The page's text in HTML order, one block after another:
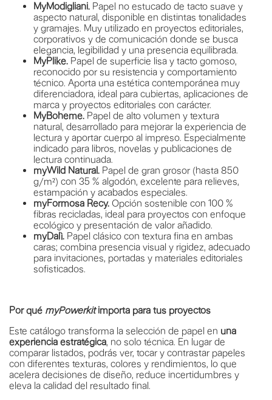
MyModigliani. Papel no estucado de tacto suave y
aspecto natural, disponible en distintas tonalidades
y gramajes. Muy utilizado en proyectos editoriales,
corporativos y de comunicación donde se busca
elegancia, legibilidad y una presencia equilibrada.
MyPlike. Papel de superficie lisa y tacto gomoso,
reconocido por su resistencia y comportamiento
técnico. Aporta una estética contemporánea muy
diferenciadora, ideal para cubiertas, aplicaciones de
marca y proyectos editoriales con carácter.
MyBoheme. Papel de alto volumen y textura
natural, desarrollado para mejorar la experiencia de
lectura y aportar cuerpo al impreso. Especialmente
indicado para libros, novelas y publicaciones de
lectura continuada.
myWild Natural. Papel de gran grosor (hasta 850
g/m²) con 35 % algodón, excelente para relieves,
estampación y acabados especiales.
myFormosa Recy. Opción sostenible con 100 %
fibras recicladas, ideal para proyectos con enfoque
ecológico y presentación de valor añadido.
myDalì. Papel clásico con textura fina en ambas
caras; combina presencia visual y rigidez, adecuado
para invitaciones, portadas y materiales editoriales
sofisticados.
Por qué myPowerkitimporta para tus proyectos
Este catálogo transforma la selección de papel en una
experiencia estratégica, no solo técnica. En lugar de
comparar listados, podrás ver, tocar y contrastar papeles
con diferentes texturas, colores y rendimientos, lo que
acelera decisiones de diseño, reduce incertidumbres y
eleva la calidad del resultado final.